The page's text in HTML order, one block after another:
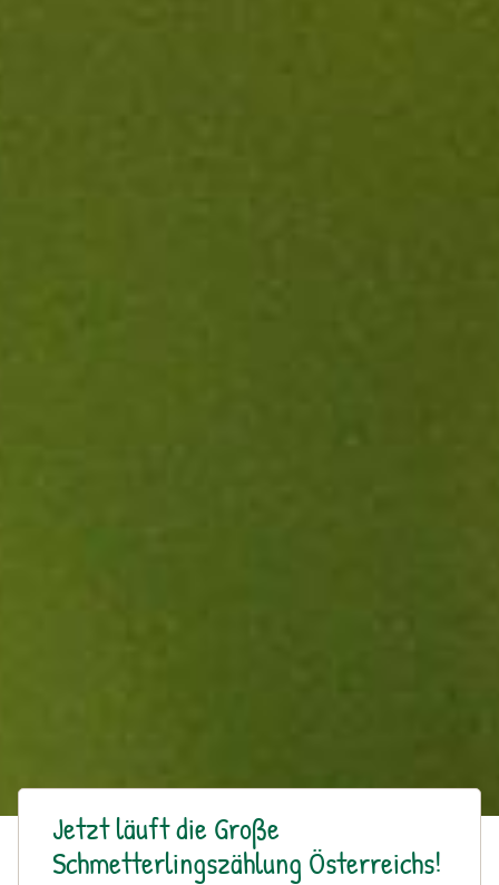
Jetzt läuft die Große
Schmetterlingszählung Österreichs!